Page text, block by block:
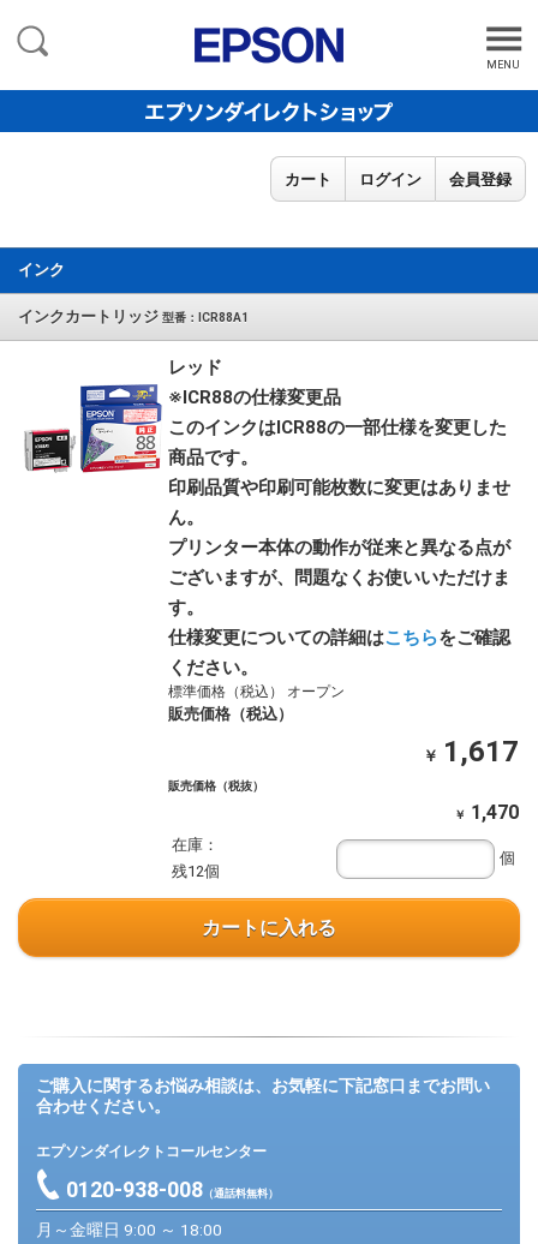
MENU
カート ログイン 会員登録
インク
インクカートリッジ 型番：ICR88A1
レッド
※ICR88の仕様変更品
このインクはICR88の一部仕様を変更した
商品です。
印刷品質や印刷可能枚数に変更はありませ
ん。
プリンター本体の動作が従来と異なる点が
ございますが、問題なくお使いいただけま
す。
仕様変更についての詳細はこちらをご確認
ください。
標準価格（税込） オープン
販売価格（税込）
￥ 1,617
販売価格（税抜）
￥ 1,470
在庫：
残12個
個
カートに入れる
ご購入に関するお悩み相談は、お気軽に下記窓口までお問い
合わせください。
エプソンダイレクトコールセンター
0120-938-008（通話料無料）
月～金曜日 9:00 ～ 18:00